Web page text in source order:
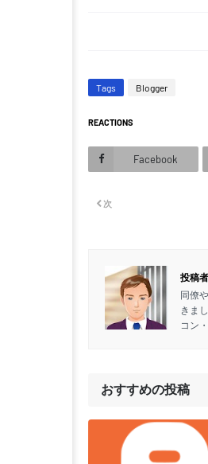
Tags Blogger
REACTIONS
Facebook
次
投稿者
同僚
きま
コン
おすすめの投稿